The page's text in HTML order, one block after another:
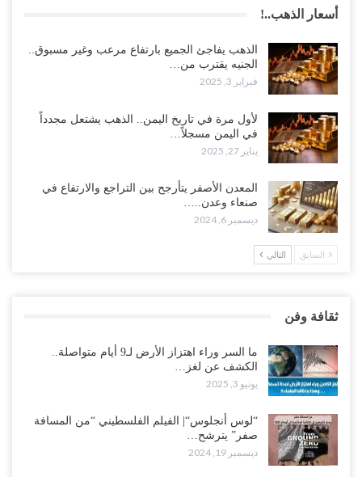
أسعار الذهب..!
الذهب يفاجئ الجميع بارتفاع مرعب وغير مسبوق..
الجنيه يقترب من…
فبراير 3, 2025
لأول مرة في تاريخ اليمن.. الذهب يشتعل مجدداً
في اليمن مسجلاً…
يناير 27, 2025
المعدن الأصفر يتأرجح بين التراجع والارتفاع في
صنعاء وعدن..…
ديسمبر 6, 2024
السابق التالي
ثقافة وفن
ما السر وراء اهتزاز الأرض لـ9 أيام متواصلة..
الكشف عن لغز…
يونيو 3, 2025
“لوس أنجلوس“| الفيلم الفلسطيني “من المسافة
صفر” يترشح…
ديسمبر 19, 2024